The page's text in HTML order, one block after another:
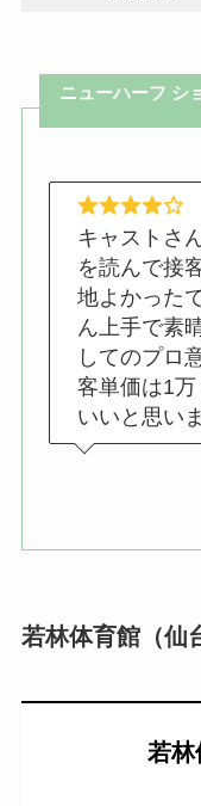
ニューハーフ シ
キャストさ
を読んで接
地よかった
ん上手で素
してのプロ
客単価は1
いいと思い
若林体育館（仙
若林